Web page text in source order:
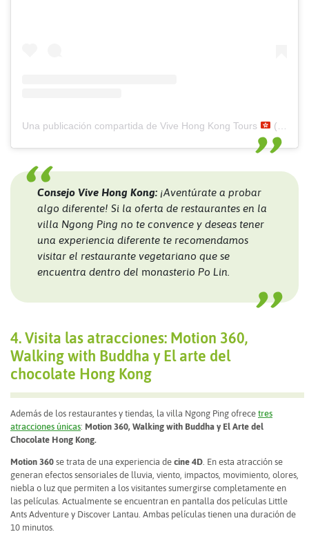
Una publicación compartida de Vive Hong Kong Tours (@vivehongkong)
Consejo Vive Hong Kong: ¡Aventúrate a probar
algo diferente! Si la oferta de restaurantes en la
villa Ngong Ping no te convence y deseas tener
una experiencia diferente te recomendamos
visitar el restaurante vegetariano que se
encuentra dentro del monasterio Po Lin.
4. Visita las atracciones: Motion 360,
Walking with Buddha y El arte del
chocolate Hong Kong
Además de los restaurantes y tiendas, la villa Ngong Ping ofrece tres
atracciones únicas: Motion 360, Walking with Buddha y El Arte del
Chocolate Hong Kong.
Motion 360 se trata de una experiencia de cine 4D . En esta atracción se
generan efectos sensoriales de lluvia, viento, impactos, movimiento, olores,
niebla o luz que permiten a los visitantes sumergirse completamente en
las películas. Actualmente se encuentran en pantalla dos películas Little
Ants Adventure y Discover Lantau. Ambas películas tienen una duración de
10 minutos.